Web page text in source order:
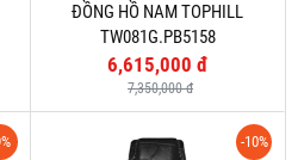
ĐỒNG HỒ NAM TOPHILL
TW081G.PB5158
6,615,000 đ
7,350,000 đ
-10%